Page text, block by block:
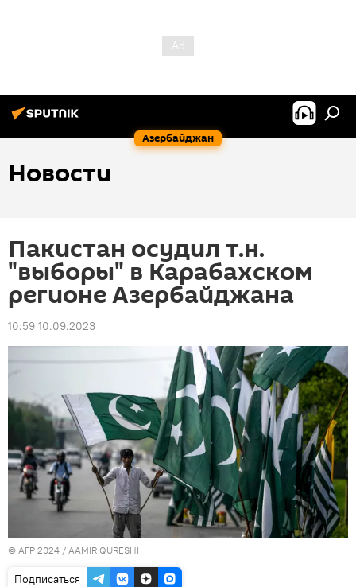
Азербайджан
Новости
Пакистан осудил т.н.
"выборы" в Карабахском
регионе Азербайджана
10:59 10.09.2023
© AFP 2024 / AAMIR QURESHI
Подписаться